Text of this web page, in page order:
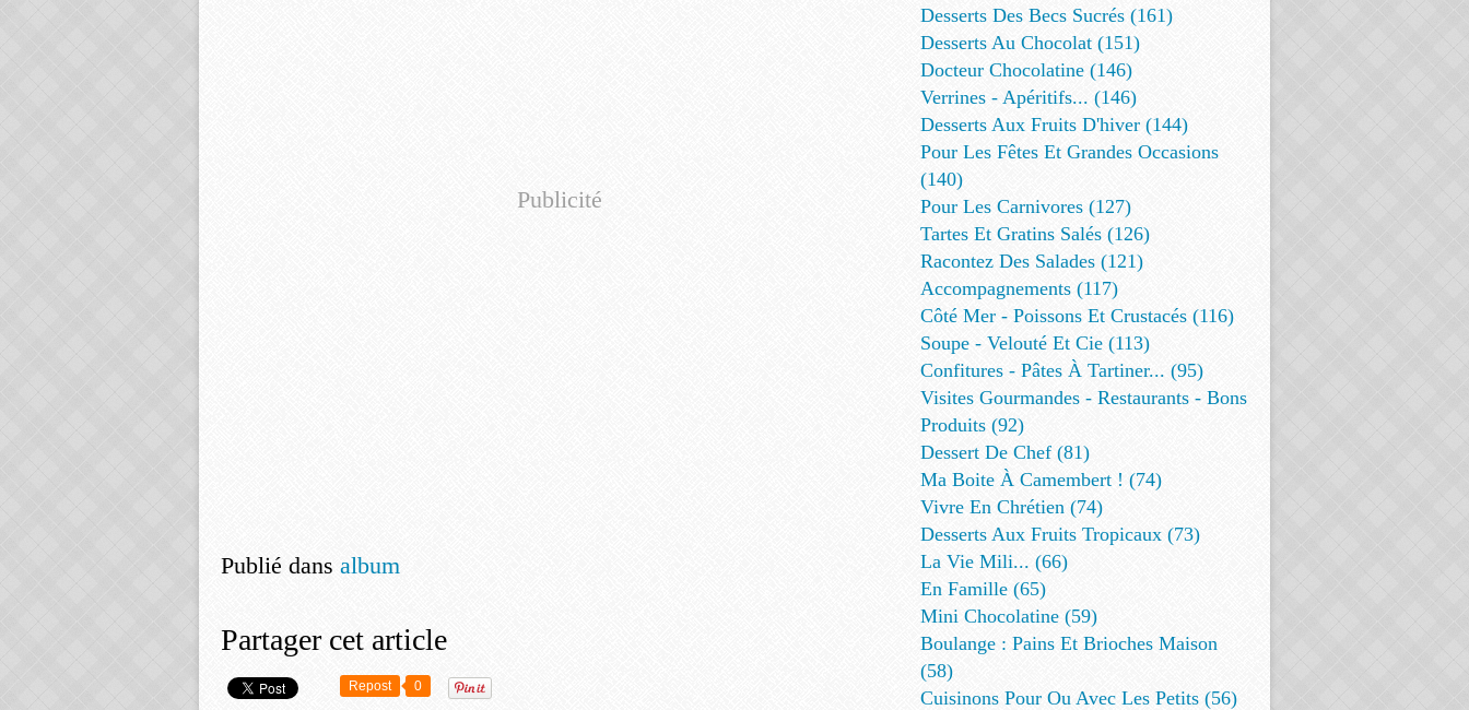
Publicité
Publié dans album
Partager cet article
Repost 0
Desserts Des Becs Sucrés (161)
Desserts Au Chocolat (151)
Docteur Chocolatine (146)
Verrines - Apéritifs... (146)
Desserts Aux Fruits D'hiver (144)
Pour Les Fêtes Et Grandes Occasions
(140)
Pour Les Carnivores (127)
Tartes Et Gratins Salés (126)
Racontez Des Salades (121)
Accompagnements (117)
Côté Mer - Poissons Et Crustacés (116)
Soupe - Velouté Et Cie (113)
Confitures - Pâtes À Tartiner... (95)
Visites Gourmandes - Restaurants - Bons
Produits (92)
Dessert De Chef (81)
Ma Boite À Camembert ! (74)
Vivre En Chrétien (74)
Desserts Aux Fruits Tropicaux (73)
La Vie Mili... (66)
En Famille (65)
Mini Chocolatine (59)
Boulange : Pains Et Brioches Maison
(58)
Cuisinons Pour Ou Avec Les Petits (56)